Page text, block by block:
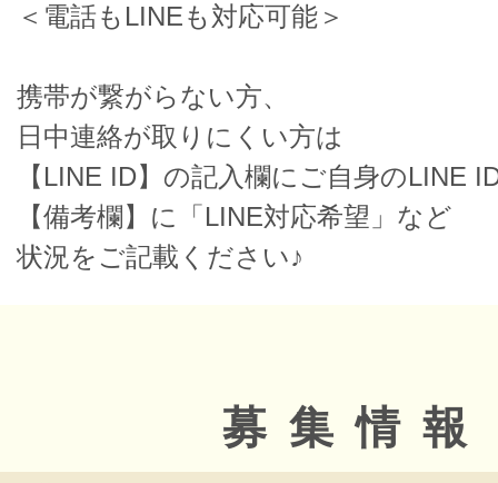
＜電話もLINEも対応可能＞
携帯が繋がらない方、
日中連絡が取りにくい方は
【LINE ID】の記入欄にご自身のLINE
【備考欄】に「LINE対応希望」など
状況をご記載ください♪
募集情報